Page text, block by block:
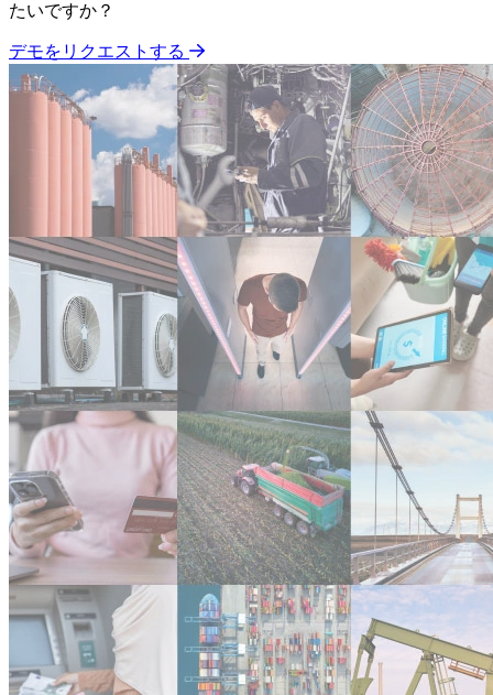
たいですか？
デモをリクエストする